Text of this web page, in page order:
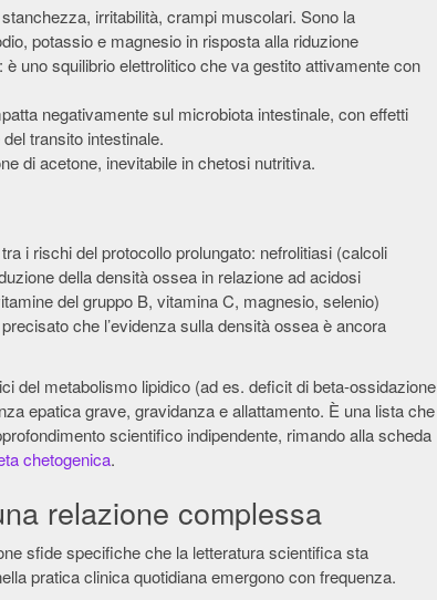
irritabilità, crampi muscolari. Sono la
potassio e magnesio in risposta alla riduzione
è uno squilibrio elettrolitico che va gestito attivamente con
negativamente sul microbiota intestinale, con effetti
transito intestinale.
di acetone, inevitabile in chetosi nutritiva.
i rischi del protocollo prolungato: nefrolitiasi (calcoli
della densità ossea in relazione ad acidosi
del gruppo B, vitamina C, magnesio, selenio)
che l’evidenza sulla densità ossea è ancora
del metabolismo lipidico (ad es. deficit di beta-ossidazione
epatica grave, gravidanza e allattamento. È una lista che
scientifico indipendente, rimando alla scheda
chetogenica.
relazione complessa
sfide specifiche che la letteratura scientifica sta
pratica clinica quotidiana emergono con frequenza.